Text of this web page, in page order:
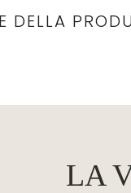
DELLA
LA